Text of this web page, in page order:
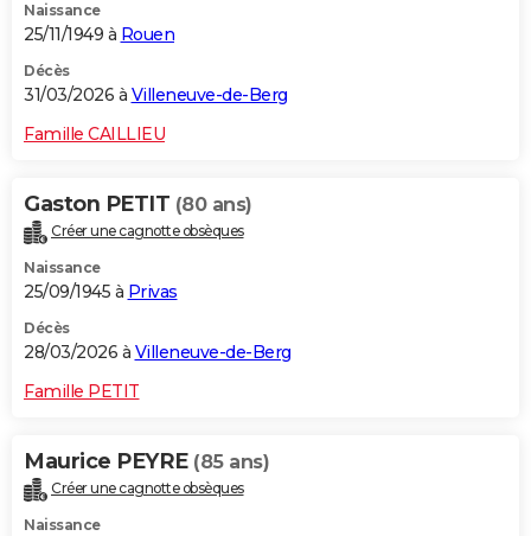
Naissance
25/11/1949 à Rouen
Décès
31/03/2026 à Villeneuve-de-Berg
Famille CAILLIEU
Gaston PETIT (80 ans)
Créer une cagnotte obsèques
Naissance
25/09/1945 à Privas
Décès
28/03/2026 à Villeneuve-de-Berg
Famille PETIT
Maurice PEYRE (85 ans)
Créer une cagnotte obsèques
Naissance